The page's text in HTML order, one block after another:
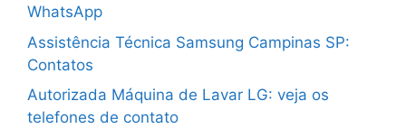
WhatsApp
Assistência Técnica Samsung Campinas SP:
Contatos
Autorizada Máquina de Lavar LG: veja os
telefones de contato